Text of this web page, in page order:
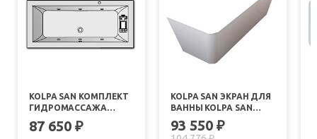
KOLPA SAN КОМПЛЕКТ
ГИДРОМАССАЖА
KOLPA SAN EROICA
STANDART (МАССАЖ:
87 650 ₽
KOLPA SAN ЭКРАН ДЛЯ
ВАННЫ KOLPA SAN
EROICA
93 550 ₽